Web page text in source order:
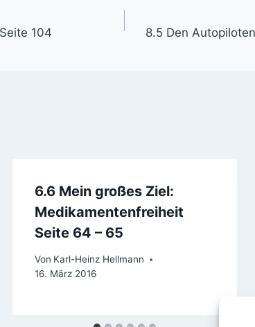
104 8.5 Den
6.6 Mein großes Ziel:
Medikamentenfreiheit
Seite 64 – 65
Von Karl-Heinz Hellmann
16. März 2016